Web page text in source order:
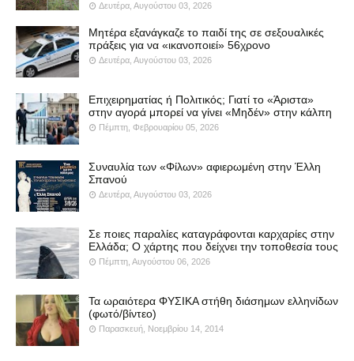
Δευτέρα, Αυγούστου 03, 2026
Μητέρα εξανάγκαζε το παιδί της σε σεξουαλικές
πράξεις για να «ικανοποιεί» 56χρονο
Δευτέρα, Αυγούστου 03, 2026
Επιχειρηματίας ή Πολιτικός; Γιατί το «Άριστα»
στην αγορά μπορεί να γίνει «Μηδέν» στην κάλπη
Πέμπτη, Φεβρουαρίου 05, 2026
Συναυλία των «Φίλων» αφιερωμένη στην Έλλη
Σπανού
Δευτέρα, Αυγούστου 03, 2026
Σε ποιες παραλίες καταγράφονται καρχαρίες στην
Ελλάδα; Ο χάρτης που δείχνει την τοποθεσία τους
Πέμπτη, Αυγούστου 06, 2026
Τα ωραιότερα ΦΥΣΙΚΑ στήθη διάσημων ελληνίδων
(φωτό/βίντεο)
Παρασκευή, Νοεμβρίου 14, 2014